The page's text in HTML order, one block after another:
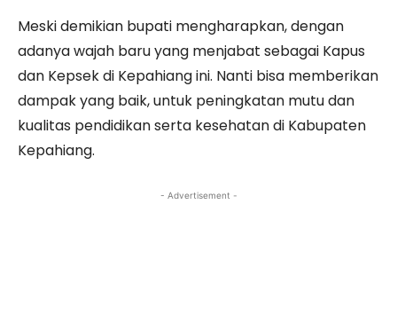
Meski demikian bupati mengharapkan, dengan
adanya wajah baru yang menjabat sebagai Kapus
dan Kepsek di Kepahiang ini. Nanti bisa memberikan
dampak yang baik, untuk peningkatan mutu dan
kualitas pendidikan serta kesehatan di Kabupaten
Kepahiang.
- Advertisement -